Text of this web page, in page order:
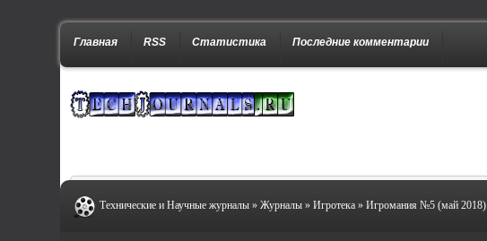
Главная RSS Статистика Последние комментарии
Технические и Научные журналы »Журналы »Игротека » Игромания №5 (май 2018)